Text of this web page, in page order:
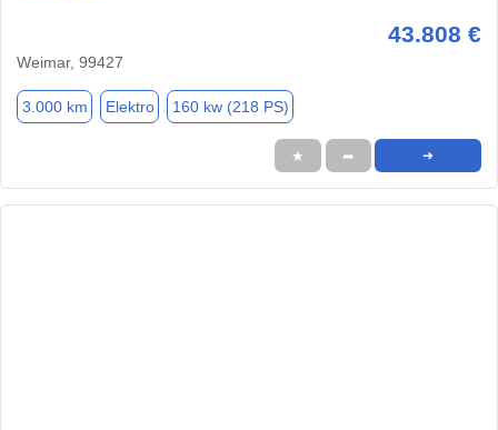
43.808 €
Weimar, 99427
3.000 km Elektro 160 kw (218 PS)
★ ➦ ➜